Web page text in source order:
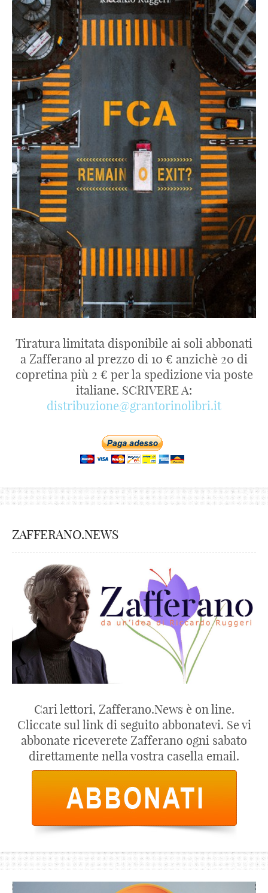
Tiratura limitata disponibile ai soli abbonati
a Zafferano al prezzo di 10 € anzichè 20 di
copretina più 2 € per la spedizione via poste
italiane. SCRIVERE A:
distribuzione@grantorinolibri.it
ZAFFERANO.NEWS
Cari lettori, Zafferano.News è on line.
Cliccate sul link di seguito abbonatevi. Se vi
abbonate riceverete Zafferano ogni sabato
direttamente nella vostra casella email.